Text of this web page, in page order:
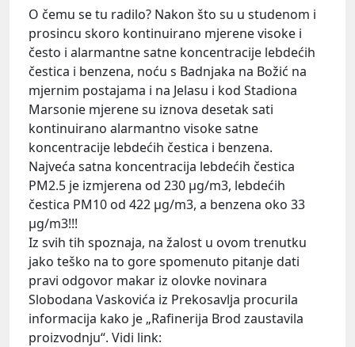
O čemu se tu radilo? Nakon što su u studenom i
prosincu skoro kontinuirano mjerene visoke i
često i alarmantne satne koncentracije lebdećih
čestica i benzena, noću s Badnjaka na Božić na
mjernim postajama i na Jelasu i kod Stadiona
Marsonie mjerene su iznova desetak sati
kontinuirano alarmantno visoke satne
koncentracije lebdećih čestica i benzena.
Najveća satna koncentracija lebdećih čestica
PM2.5 je izmjerena od 230 µg/m3, lebdećih
čestica PM10 od 422 µg/m3, a benzena oko 33
µg/m3!!!
Iz svih tih spoznaja, na žalost u ovom trenutku
jako teško na to gore spomenuto pitanje dati
pravi odgovor makar iz olovke novinara
Slobodana Vaskovića iz Prekosavlja procurila
informacija kako je „Rafinerija Brod zaustavila
proizvodnju“. Vidi link: